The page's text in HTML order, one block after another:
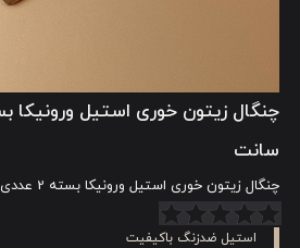
سانت
چنگال زیتون خوری استیل ورونیکا بسته 2 عددی 13.2 سانت
استیل ضدزنگ باکیفیت